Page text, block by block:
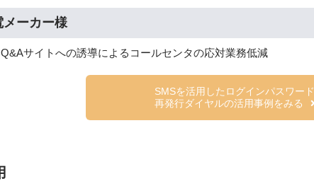
メーカー様
サイトへの誘導によるコールセンタの応対業務低減
SMSを活用したログインパスワード
再発行ダイヤルの活用事例をみる